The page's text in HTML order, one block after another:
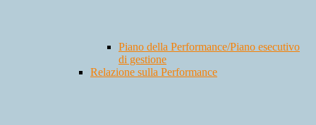
Piano della Performance/Piano esecutivo
di gestione
Relazione sulla Performance